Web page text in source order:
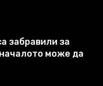
забравили за
може да